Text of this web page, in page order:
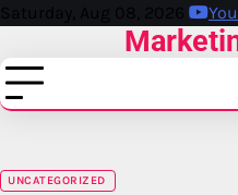
Skip
content
Saturday, Aug 08, 2026
UNCATEGORIZED